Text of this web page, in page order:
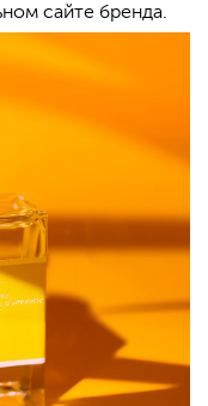
сайте бренда.